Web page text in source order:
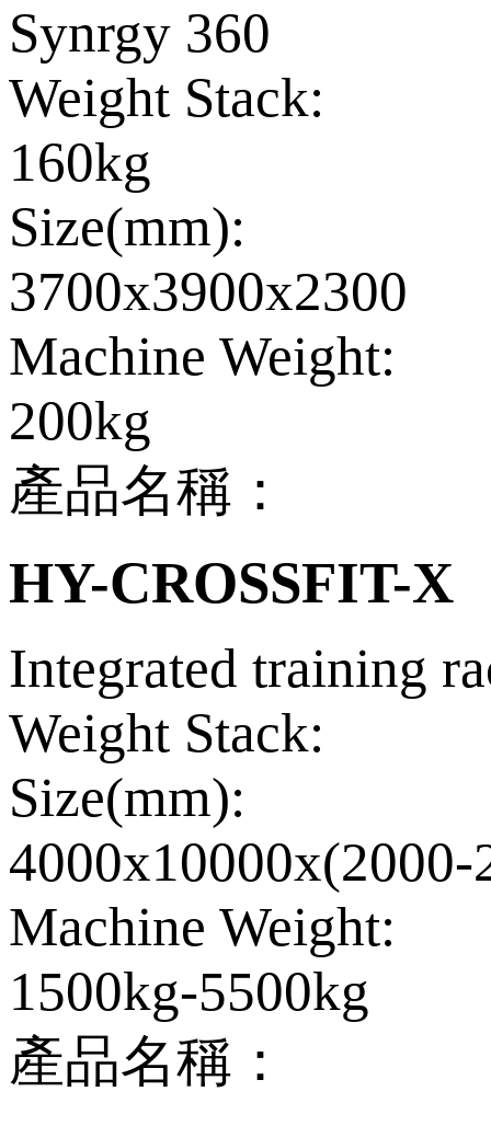
Synrgy 360
Weight Stack:
160kg
Size(mm):
3700x3900x2300
Machine Weight:
200kg
產品名稱：
HY-CROSSFIT-X
Integrated training
Weight Stack:
Size(mm):
Machine Weight:
1500kg-5500kg
產品名稱：